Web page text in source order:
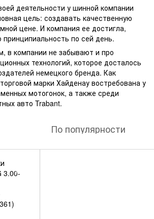
деятельности у шинной компании
цель: создавать качественную
цене. И компания ее достигла,
по сей день.
в компании не забывают и про
технологий, которое досталось
немецкого бренда. Как
марки Хайденау востребована у
мотогонок, а также среди
авто Trabant.
По популярности